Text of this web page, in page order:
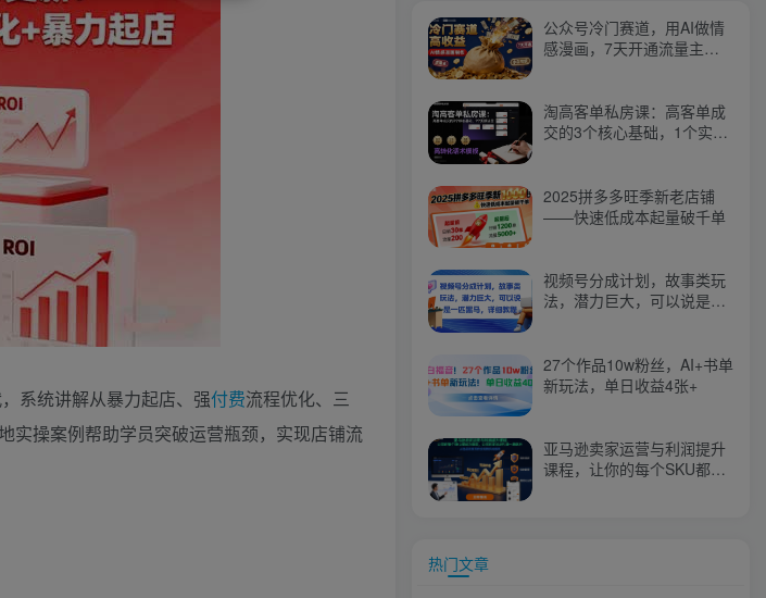
系统讲解从暴力起店、强付费流程优化、三
实操案例帮助学员突破运营瓶颈，实现店铺流
公众号冷门赛道，用AI做情
感漫画，7天开通流量主，
淘高客单私房课：高客单成
交的3个核心基础，1个实操
2025拼多多旺季新老店铺
——快速低成本起量破千单
视频号分成计划，故事类玩
法，潜力巨大，可以说是一
27个作品10w粉丝，AI+书单
新玩法，单日收益4张+
亚马逊卖家运营与利润提升
课程，让你的每个SKU都成
热门文章